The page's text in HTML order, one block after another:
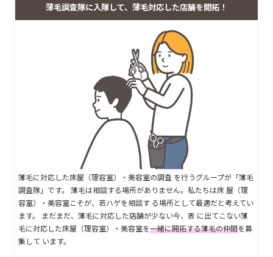
薄毛調査隊に入隊して、薄毛対応した店舗を開拓！
薄毛に対応した床屋（理容室）・美容室の調査 を行うグループが「薄毛
調査隊」です。 薄毛は相談する場所がありません。私たちは床 屋（理
容室）・美容室こそが、若ハゲを相談す る場所として最適だと考えてい
ます。 まだまだ、薄毛に対応した店舗が少ない今、表 に出てこない薄
毛に対応した床屋（理容室）・美容室を一緒に開拓する薄毛の仲間を募
集して います。